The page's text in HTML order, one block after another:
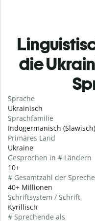
die
Sprache
Ukrainisch
Sprachfamilie
Indogermanisch (Slawisch)
Primäres Land
Ukraine
Gesprochen in # Ländern
10+
# Gesamtzahl der
40+ Millionen
Schriftsystem / Schrift
Kyrillisch
# Sprechende als